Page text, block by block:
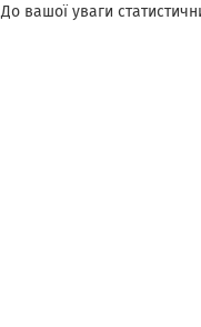
До вашої уваги